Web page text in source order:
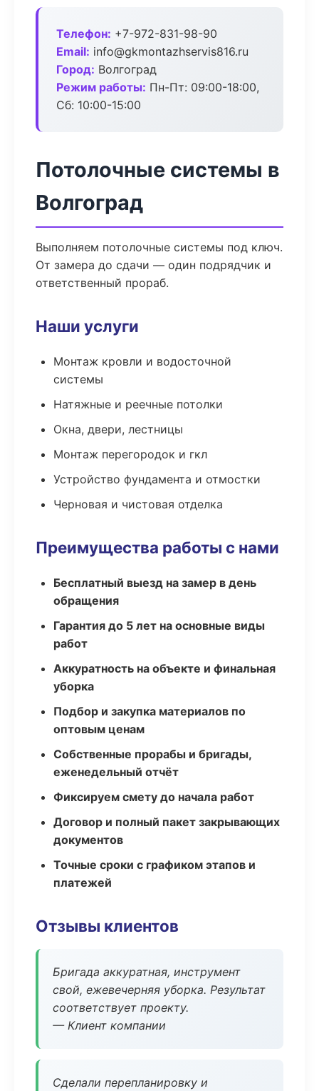
Телефон: +7-972-831-98-90
Email: info@gkmontazhservis816.ru
Город: Волгоград
Режим работы: Пн-Пт: 09:00-18:00,
Сб: 10:00-15:00
Потолочные системы в
Волгоград
Выполняем потолочные системы под ключ.
От замера до сдачи — один подрядчик и
ответственный прораб.
Наши услуги
Монтаж кровли и водосточной
системы
Натяжные и реечные потолки
Окна, двери, лестницы
Монтаж перегородок и гкл
Устройство фундамента и отмостки
Черновая и чистовая отделка
Преимущества работы с нами
Бесплатный выезд на замер в день
обращения
Гарантия до 5 лет на основные виды
работ
Аккуратность на объекте и финальная
уборка
Подбор и закупка материалов по
оптовым ценам
Собственные прорабы и бригады,
еженедельный отчёт
Фиксируем смету до начала работ
Договор и полный пакет закрывающих
документов
Точные сроки с графиком этапов и
платежей
Отзывы клиентов
Бригада аккуратная, инструмент
свой, ежевечерняя уборка. Результат
соответствует проекту.
— Клиент компании
Сделали перепланировку и